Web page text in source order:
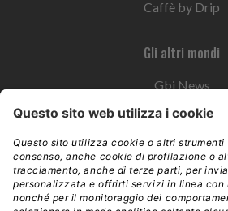
Caffè by Drip
Gli altri mondi
Gbi News
Instoremag
Esplora il gruppo
Edra Edizioni